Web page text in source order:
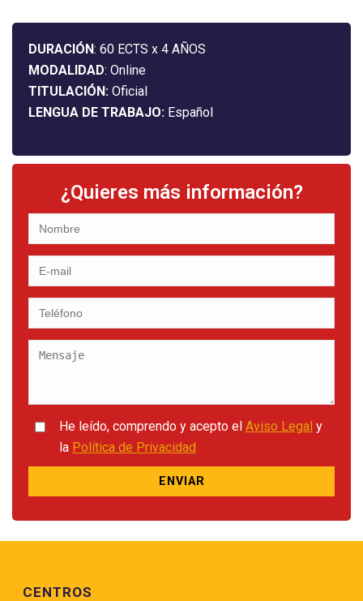
DURACIÓN: 60 ECTS x 4 AÑOS
MODALIDAD: Online
TITULACIÓN: Oficial
LENGUA DE TRABAJO: Español
¿Quieres más información?
He leído, comprendo y acepto el Aviso Legal y
la Política de Privacidad
CENTROS